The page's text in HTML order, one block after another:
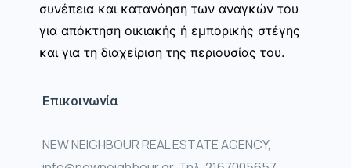
συνέπεια και κατανόηση των αναγκών του
για απόκτηση οικιακής ή εμπορικής στέγης
και για τη διαχείριση της περιουσίας του.
Επικοινωνία
NEW NEIGHBOUR REAL ESTATE AGENCY,